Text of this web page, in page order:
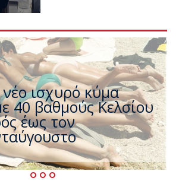
ο Τσίπρας… την ώρα
καίγεται